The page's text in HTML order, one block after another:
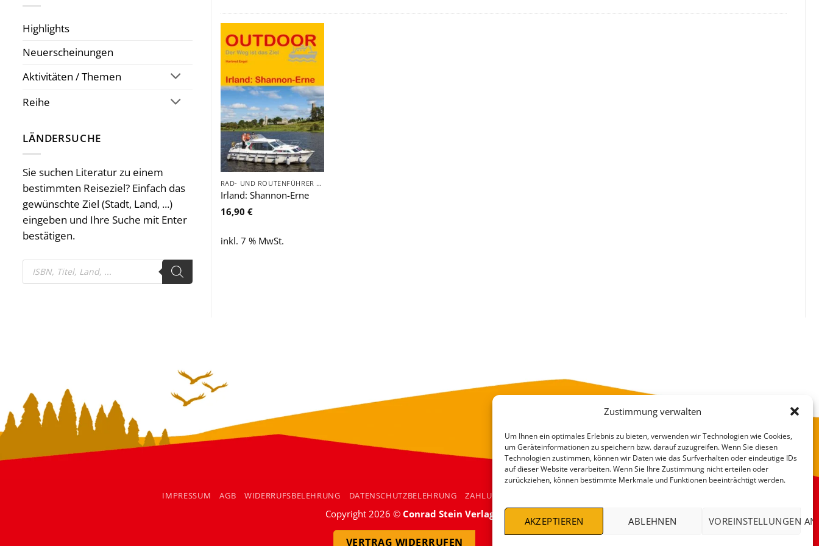
Zustimmung verwalten
Um Ihnen ein optimales Erlebnis zu bieten, verwenden wir Technologien wie Cookies,
um Geräteinformationen zu speichern bzw. darauf zuzugreifen. Wenn Sie diesen
Technologien zustimmen, können wir Daten wie das Surfverhalten oder eindeutige IDs
auf dieser Website verarbeiten. Wenn Sie Ihre Zustimmung nicht erteilen oder
zurückziehen, können bestimmte Merkmale und Funktionen beeinträchtigt werden.
AKZEPTIEREN ABLEHNEN VOREINSTELLUNGEN
Highlights
Neuerscheinungen
Aktivitäten / Themen
Reihe
LÄNDERSUCHE
Sie suchen Literatur zu einem
bestimmten Reiseziel? Einfach das
gewünschte Ziel (Stadt, Land, ...)
eingeben und Ihre Suche mit Enter
bestätigen.
Products
search
Zu
hinzufügen
RAD- UND ROUTENFÜHRER - FAHRRAD, AUTO, WOHNMOBIL, BOOT
Irland: Shannon-Erne
16,90 €
inkl. 7 % MwSt.
IMPRESSUM AGB WIDERRUFSBELEHRUNG DATENSCHUTZBELEHRUNG ZAHLUNGSARTEN
Copyright 2026 © Conrad Stein Verlag
VERTRAG WIDERRUFEN